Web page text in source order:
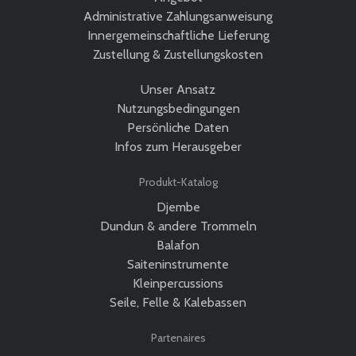
Administrative Zahlungsanweisung
Innergemeinschaftliche Lieferung
Zustellung & Zustellungskosten
Unser Ansatz
Nutzungsbedingungen
Persönliche Daten
Infos zum Herausgeber
Produkt-Katalog
Djembe
Dundun & andere Trommeln
Balafon
Saiteninstrumente
Kleinpercussions
Seile, Felle & Kalebassen
Partenaires